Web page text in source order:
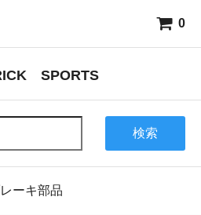
0
SPORTS
検索
ーキ部品